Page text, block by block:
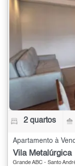
2 quartos
Apartamento à
Vila Metalúrgica
Grande ABC - Santo